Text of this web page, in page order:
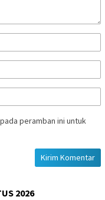
peramban ini untuk
2026